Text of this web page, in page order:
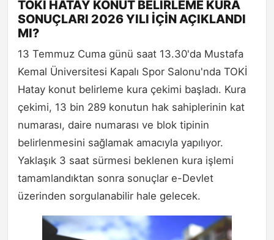
TOKİ HATAY KONUT BELİRLEME KURA
SONUÇLARI 2026 YILI İÇİN AÇIKLANDI
MI?
13 Temmuz Cuma günü saat 13.30'da Mustafa
Kemal Üniversitesi Kapalı Spor Salonu'nda TOKİ
Hatay konut belirleme kura çekimi başladı. Kura
çekimi, 13 bin 289 konutun hak sahiplerinin kat
numarası, daire numarası ve blok tipinin
belirlenmesini sağlamak amacıyla yapılıyor.
Yaklaşık 3 saat sürmesi beklenen kura işlemi
tamamlandıktan sonra sonuçlar e-Devlet
üzerinden sorgulanabilir hale gelecek.